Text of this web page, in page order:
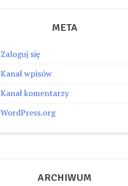
META
Zaloguj się
Kanał wpisów
Kanał komentarzy
WordPress.org
ARCHIWUM